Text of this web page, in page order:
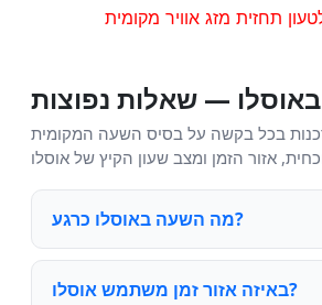
— שאלות נפוצות
בכל בקשה על בסיס השעה המקומית
מה השעה באוסלו כרגע?
באיזה אזור זמן משתמש אוסלו?